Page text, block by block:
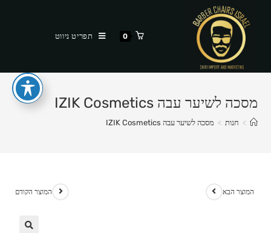
content
0 תפריט ניווט
מסכה לשיער עבה IZIK Cosmetics
> חנות > מסכה לשיער עבה IZIK Cosmetics
המוצר הקודם המוצר הבא